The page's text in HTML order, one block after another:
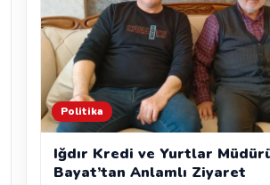
Politika
Iğdır Kredi ve Yurtlar
Bayat’tan Anlamlı Ziyaret